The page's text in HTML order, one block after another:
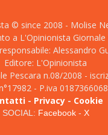
© since 2008 - Molise
a L'Opinionista Giornale
Alessandro
Editore: L'Opinionista
Pescara n.08/2008 -
- P.iva
- Privacy- Cookie
SOCIAL: Facebook- X